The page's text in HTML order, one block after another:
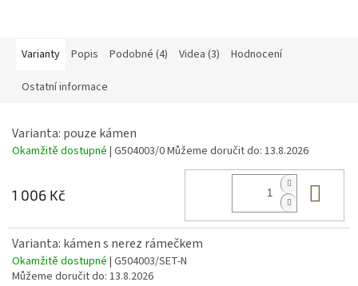
Varianty
Popis Podobné (4) Videa (3) Hodnocení
Ostatní informace
Varianta: pouze kámen
Okamžitě dostupné | G504003/0Můžeme doručit do: 13.8.2026
1 006 Kč
Varianta: kámen s nerez rámečkem
Okamžitě dostupné | G504003/SET-N
Můžeme doručit do: 13.8.2026